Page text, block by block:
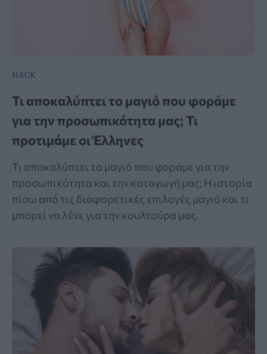
HACK
Τι αποκαλύπτει το μαγιό που φοράμε
για την προσωπικότητα μας; Τι
προτιμάμε οι Έλληνες
Τι αποκαλύπτει το μαγιό που φοράμε για την
προσωπικότητα και την καταγωγή μας; Η ιστορία
πίσω από τις διαφορετικές επιλογές μαγιό και τι
μπορεί να λένε για την κουλτούρα μας.